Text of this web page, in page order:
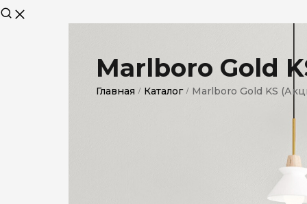
Nano
Без фильтра
Смакові
Marlboro Gold
Главная / Каталог / Marlboro Gold KS